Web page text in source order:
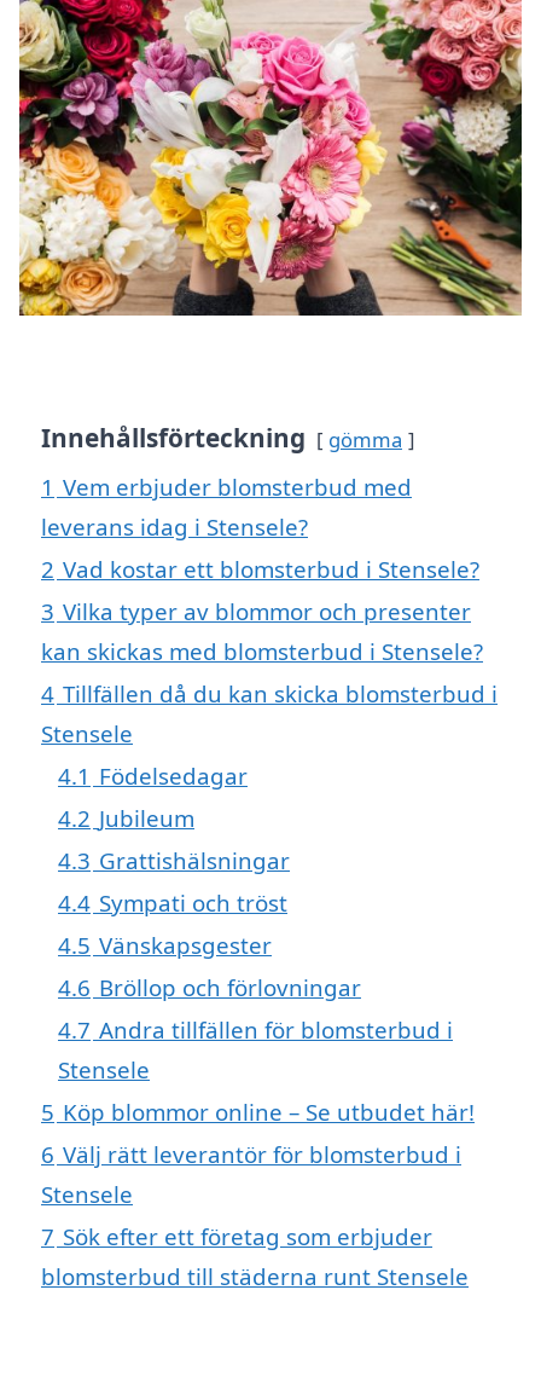
Innehållsförteckning gömma
1 Vem erbjuder blomsterbud med
leverans idag i Stensele?
2 Vad kostar ett blomsterbud i Stensele?
3 Vilka typer av blommor och presenter
kan skickas med blomsterbud i Stensele?
4 Tillfällen då du kan skicka blomsterbud i
Stensele
4.1 Födelsedagar
4.2 Jubileum
4.3 Grattishälsningar
4.4 Sympati och tröst
4.5 Vänskapsgester
4.6 Bröllop och förlovningar
4.7 Andra tillfällen för blomsterbud i
Stensele
5 Köp blommor online – Se utbudet här!
6 Välj rätt leverantör för blomsterbud i
Stensele
7 Sök efter ett företag som erbjuder
blomsterbud till städerna runt Stensele